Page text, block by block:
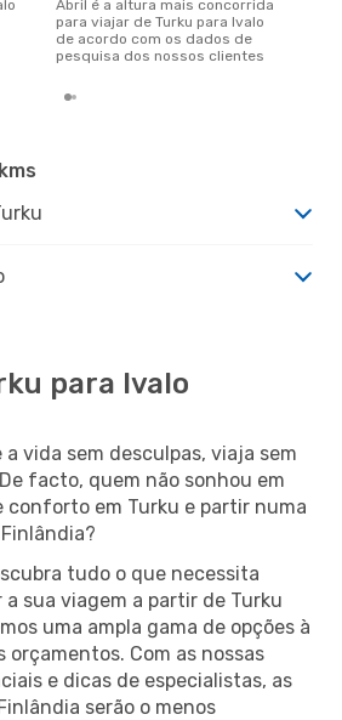
abril é a altura mais concorrida
para viajar de Turku para Ivalo
de acordo com os dados de
pesquisa dos nossos clientes
para Ivalo
a vida sem desculpas, viaja sem
facto, quem não sonhou em
conforto em Turku e partir numa
tudo o que necessita
a sua viagem a partir de Turku
uma ampla gama de opções à
orçamentos. Com as nossas
e dicas de especialistas, as
serão o menos